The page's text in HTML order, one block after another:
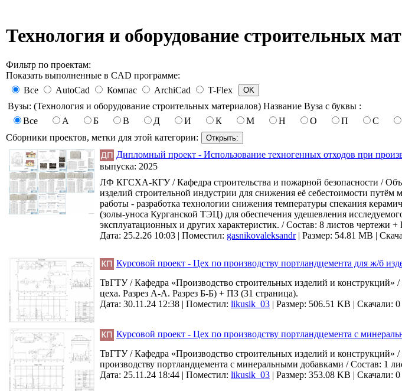
Технология и оборудование строительных
Фильтр по проектам:
Показать выполненные в CAD программе:
Все
AutoCad Компас ArchiCad
T-Flex
Вузы: (Технология и оборудование строительных материалов) Название Вуза с буквы :
Все
А Б В Д И К М Н О П С
Сборники проектов, метки для этой категории:
Дипломный проект - Использование техногенных отходов при
выпуска: 2025
ЛФ КГСХА-КГУ / Кафедра строительства и пожарной безопасности /
изделий строительной индустрии для снижения её себестоимости
работы - разработка технологии снижения температуры спекания
(золы-уноса Курганской ТЭЦ) для обеспечения удешевления
эксплуатационных и других характеристик. / Cостав: 8 листов чертежи
Дата: 25.2.26 10:03 | Поместил: gasnikovaleksandr| Размер: 54.81 MB |
Курсовой проект - Цех по производству портландцемента для ж/б
ТвГТУ / Кафедра «Производство строительных изделий и
цеха. Разрез А-А. Разрез Б-Б) + ПЗ (31 страница).
Дата: 30.11.24 12:38 | Поместил: likusik_03 | Размер: 506.51 KB | Скачали: 0
Курсовой проект - Цех по производству портландцемента с
ТвГТУ / Кафедра «Производство строительных изделий и
производству портландцемента с минеральными добавками / Состав: 1
Дата: 25.11.24 18:44 | Поместил: likusik_03 | Размер: 353.08 KB | Скачали: 0